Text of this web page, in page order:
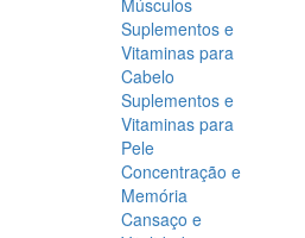
Músculos
Suplementos e
Vitaminas para
Cabelo
Suplementos e
Vitaminas para
Pele
Concentração e
Memória
Cansaço e